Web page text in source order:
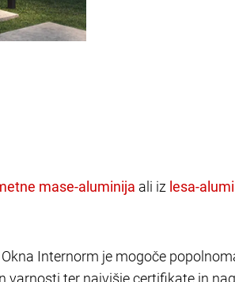
ali iz
Internorm je mogoče
varnosti ter najvišje certifikate in